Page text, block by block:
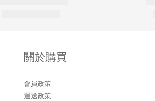
關於購買
會員政策
運送政策